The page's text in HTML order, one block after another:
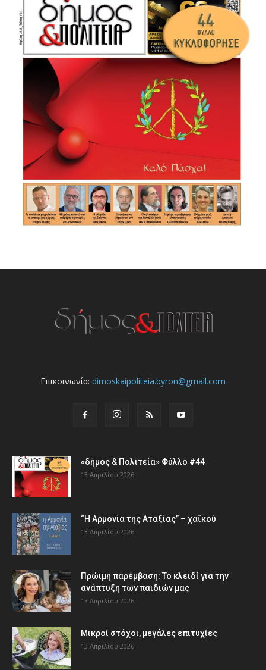
Επικοινωνία: dimoskaipoliteia.byron@gmail.com
«δήμος & Πολιτεία» Φύλλο #44
13 Απριλίου 2026
“Η Αρμονία της Αταξίας” – χαϊκού
13 Απριλίου 2026
Πρώιμη παρέμβαση: Το κλειδί για την
ανάπτυξη των παιδιών µας
13 Απριλίου 2026
Μικροί στόχοι, μεγάλες επιτυχίες
13 Απριλίου 2026